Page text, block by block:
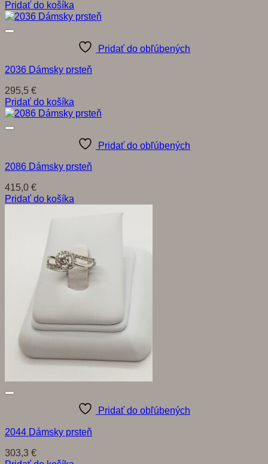
Pridať do košíka
Pridať do obľúbených
2036 Dámsky prsteň
295,5 €
Pridať do košíka
Pridať do obľúbených
2086 Dámsky prsteň
415,0 €
Pridať do košíka
Pridať do obľúbených
2044 Dámsky prsteň
303,3 €